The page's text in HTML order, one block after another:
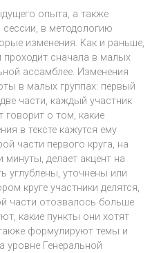
опыта, а также
в методологию
изменения. Как и раньше,
сначала в малых
ассамблее. Изменения
в малых группах: первый
части, каждый участник
говорит о том, какие
в тексте кажутся ему
части первого круга, на
делает акцент на
углублены, уточнены или
круге участники делятся,
части отозвалось больше
какие пункты они хотят
формулируют темы и
уровне Генеральной